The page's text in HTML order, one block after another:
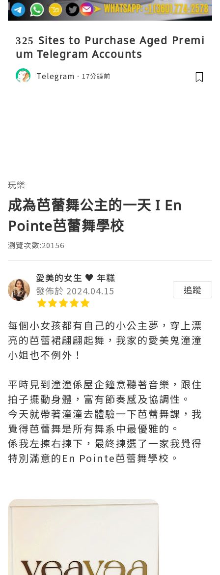
325 Sites to Purchase Aged Premi
um Telegram Accounts
Telegram 17分鐘前
玩樂
成為芭蕾舞公主的一天 I En
Pointe芭蕾舞學校
瀏覽次數:20156
愛美的女生 ♥ 年糕
發佈於 2024.04.15
追蹤
每個小女孩都有自己的小公主夢，穿上漂
亮的芭蕾裙翩翩起舞，我家的愛美鬼潼潼
小姐也不例外！
平時見到潼潼係屋企鐘意聽著音樂，跟住
拍子擺動身體，富有節奏感及協調性。
今天就帶著潼潼去體驗一下芭蕾舞課，我
覺得芭蕾舞是所有舞系中最優雅的。
係我左揀右揀下，最終揀選了一家我覺得
特別滿意的En Pointe芭蕾舞學校。